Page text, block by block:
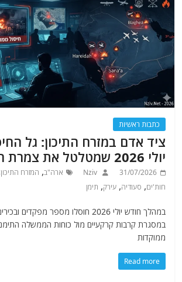
כתבות ראשיות
ציד אדם במזרח התיכון: גל
יולי 2026 שמטלטל את צמרת החות'ים
31/07/2026
Nziv ארה"ב, המזרח התיכון
חות'ים, סעודיה,עירק, תימן
במהלך חודש יולי 2026 חוסלו מספר מפקדים
במסגרת קרבות קרקעיים מול כוחות הממשלה
ממוקדות
Read more